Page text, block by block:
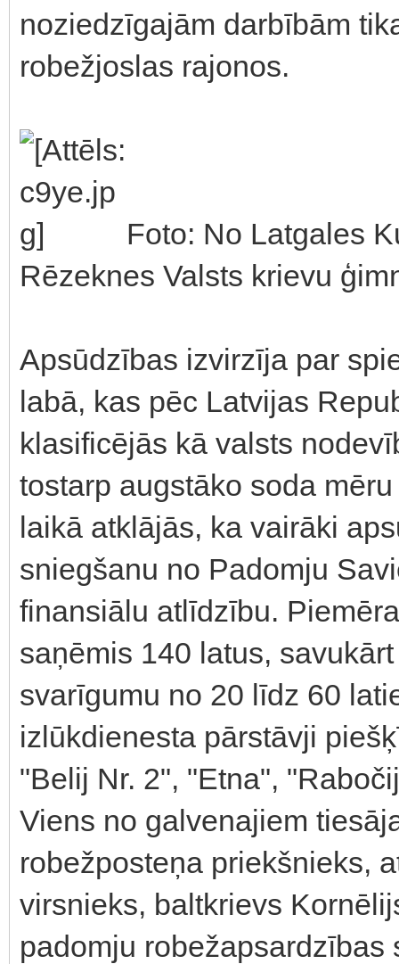
noziedzīgajām darbībām
robežjoslas rajonos.
Foto: No Latgales
Rēzeknes Valsts krievu
Apsūdzības izvirzīja par
labā, kas pēc Latvijas
klasificējās kā valsts
tostarp augstāko soda
laikā atklājās, ka vairāki
sniegšanu no Padomju
finansiālu atlīdzību.
saņēmis 140 latus,
svarīgumu no 20 līdz 60
izlūkdienesta pārstāvji
"Belij Nr. 2", "Etna",
Viens no galvenajiem
robežposteņa priekšnieks,
virsnieks, baltkrievs
padomju